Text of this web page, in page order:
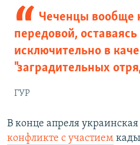
Чеченцы вообще
передовой,
исключительно в
"заградительных
ГУР
В конце апреля украинская
конфликте с участием